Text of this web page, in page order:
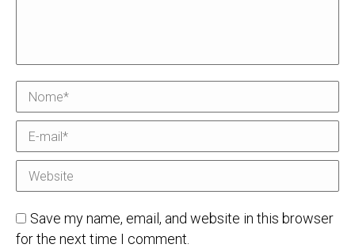
Nome *
E-mail *
Website
Save my name, email, and website in this browser
for the next time I comment.